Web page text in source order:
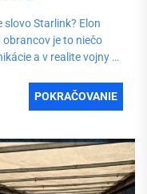
slovo Starlink? Elon
obrancov je to niečo
a v realite vojny aj
POKRAČOVANIE